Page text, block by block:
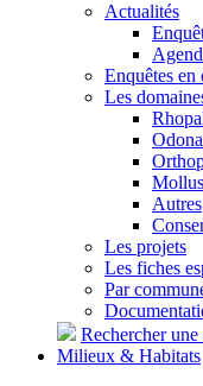
Actualités
Enquêtes en
Les
Autres
Les projets
Les fiches
Par
Rechercher une
Milieux & Habitats